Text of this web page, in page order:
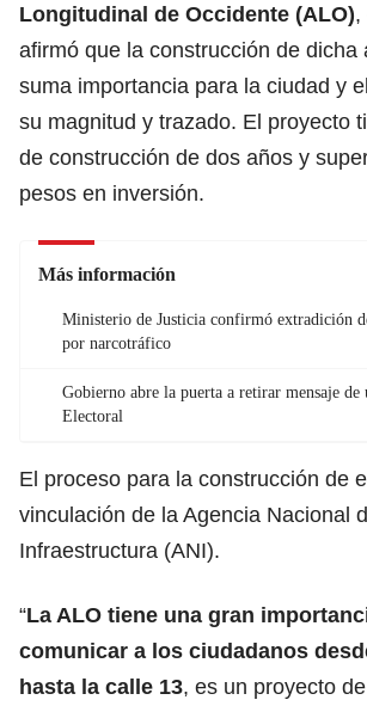
Longitudinal de Occidente (ALO),
afirmó que la construcción de dicha
suma importancia para la ciudad y
su magnitud y trazado. El proyecto
de construcción de dos años y
pesos en inversión.
Más información
Ministerio de Justicia confirmó extradición
por narcotráfico
Gobierno abre la puerta a retirar mensaje
Electoral
El proceso para la construcción de
vinculación de la Agencia Nacional
Infraestructura (ANI).
“La ALO tiene una gran
comunicar a los ciudadanos
hasta la calle 13, es un proyecto